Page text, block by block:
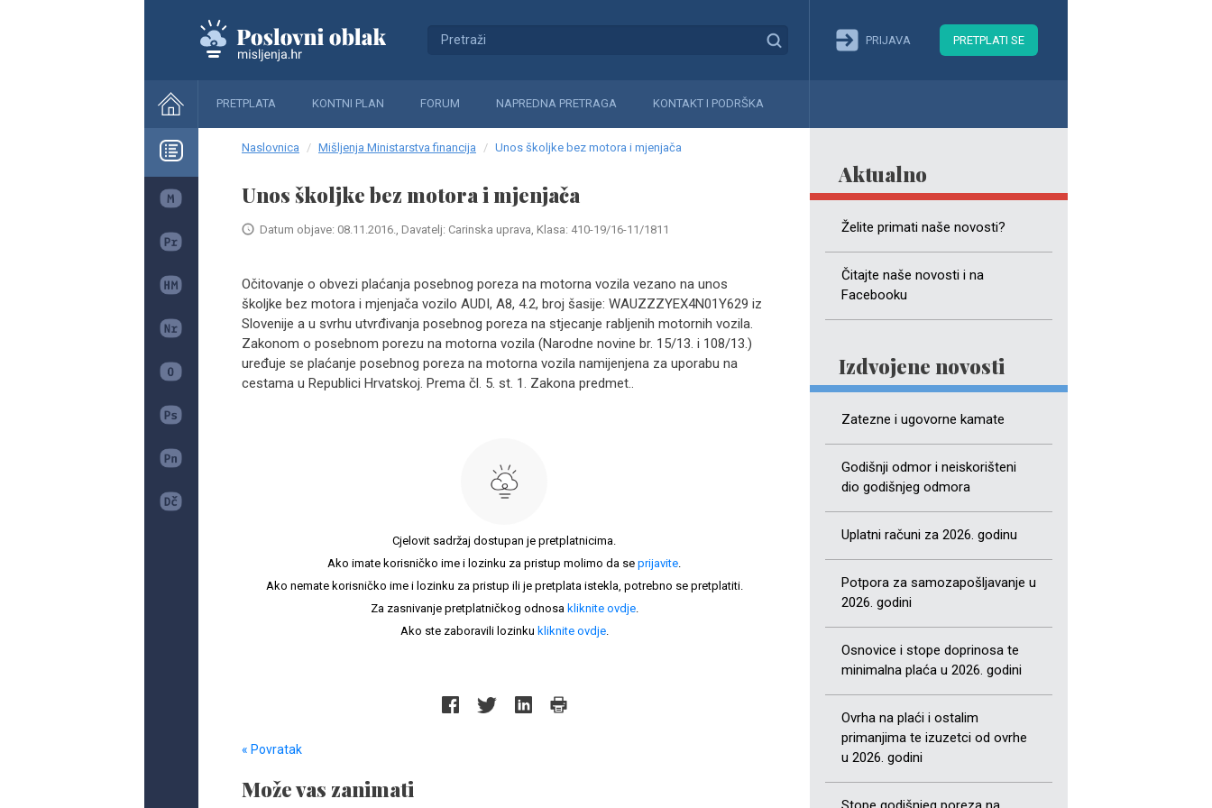
PRIJAVA PRETPLATI SE
PRETPLATA KONTNI PLAN FORUM NAPREDNA PRETRAGA KONTAKT I PODRŠKA
Aktualno
Želite primati naše novosti?
Čitajte naše novosti i na
Facebooku
Izdvojene novosti
Zatezne i ugovorne kamate
Godišnji odmor i neiskorišteni
dio godišnjeg odmora
Uplatni računi za 2026. godinu
Potpora za samozapošljavanje u
2026. godini
Osnovice i stope doprinosa te
minimalna plaća u 2026. godini
Ovrha na plaći i ostalim
primanjima te izuzetci od ovrhe
u 2026. godini
Naslovnica Mišljenja Ministarstva financija Unos školjke bez motora i mjenjača
Unos školjke bez motora i mjenjača
Datum objave: 08.11.2016., Davatelj: Carinska uprava, Klasa: 410-19/16-11/1811
Očitovanje o obvezi plaćanja posebnog poreza na motorna vozila vezano na unos
školjke bez motora i mjenjača vozilo AUDI, A8, 4.2, broj šasije: WAUZZZYEX4N01Y629 iz
Slovenije a u svrhu utvrđivanja posebnog poreza na stjecanje rabljenih motornih vozila.
Zakonom o posebnom porezu na motorna vozila (Narodne novine br. 15/13. i 108/13.)
uređuje se plaćanje posebnog poreza na motorna vozila namijenjena za uporabu na
cestama u Republici Hrvatskoj. Prema čl. 5. st. 1. Zakona predmet..
Cjelovit sadržaj dostupan je pretplatnicima.
Ako imate korisničko ime i lozinku za pristup molimo da se prijavite.
Ako nemate korisničko ime i lozinku za pristup ili je pretplata istekla, potrebno se pretplatiti.
Za zasnivanje pretplatničkog odnosa kliknite ovdje.
Ako ste zaboravili lozinku kliknite ovdje.
« Povratak
Može vas zanimati